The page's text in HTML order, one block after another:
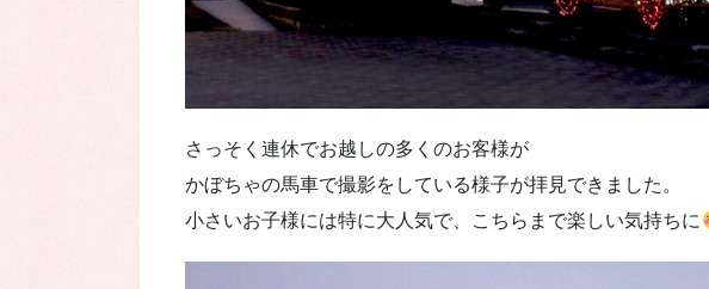
さっそく連休でお越しの多くのお客様が
かぼちゃの馬車で撮影をしている様子が拝見できました。
小さいお子様には特に大人気で、こちらまで楽しい気持ちに